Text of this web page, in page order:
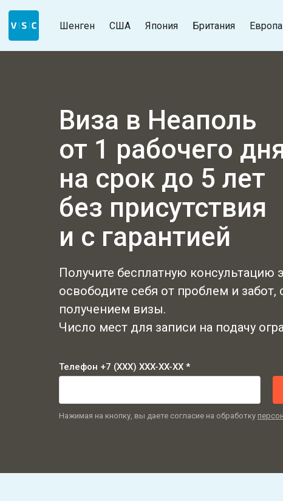
Шенген США Япония Британия Европа
Виза в Неаполь
от 1 рабочего
на срок до 5 лет
без присутствия
и с гарантией
Получите бесплатную консультацию
освободите себя от проблем и забот,
получением визы.
Число мест для записи на подачу
Телефон +7 (XXX) XXX-XX-XX *
Нажимая на кнопку, вы даете согласие на обработку